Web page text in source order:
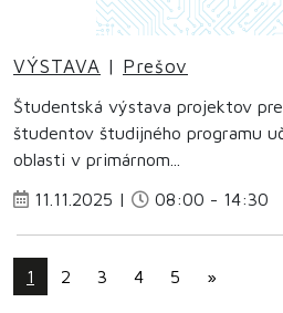
VÝSTAVA | Prešov
Študentská výstava projektov
študentov študijného programu
oblasti v primárnom...
11.11.2025 |
08:00 - 14:30
1 2 3 4 5 »